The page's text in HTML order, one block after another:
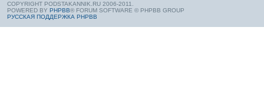
COPYRIGHT PODSTAKANNIK.RU 2006-2011.
POWERED BY PHPBB® FORUM SOFTWARE © PHPBB GROUP
РУССКАЯ ПОДДЕРЖКА PHPBB